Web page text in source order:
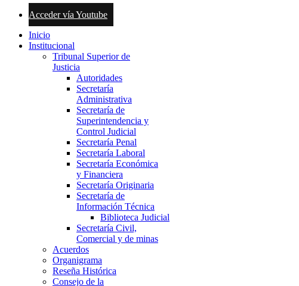
Acceder vía Youtube
Inicio
Institucional
Tribunal Superior de
Justicia
Autoridades
Secretaría
Administrativa
Secretaría de
Superintendencia y
Control Judicial
Secretaría Penal
Secretaría Laboral
Secretaría Económica
y Financiera
Secretaría Originaria
Secretaría de
Información Técnica
Biblioteca Judicial
Secretaría Civil,
Comercial y de minas
Acuerdos
Organigrama
Reseña Histórica
Consejo de la